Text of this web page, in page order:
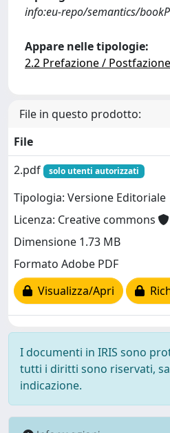
info:eu-repo/semantics/
Appare nelle tipologie:
2.2 Prefazione / Postfazione
File in questo prodotto:
File
2.pdf
solo utenti autorizzati
Tipologia: Versione Editoriale
Licenza: Creative commons
Dimensione 1.73 MB
Formato Adobe PDF
Visualizza/Apri
I documenti in IRIS sono
tutti i diritti sono riservati,
indicazione.